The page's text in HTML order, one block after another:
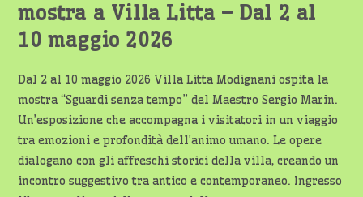
mostra a Villa Litta – Dal 2 al
10 maggio 2026
Dal 2 al 10 maggio 2026 Villa Litta Modignani ospita la
mostra “Sguardi senza tempo” del Maestro Sergio Marin.
Un’esposizione che accompagna i visitatori in un viaggio
tra emozioni e profondità dell’animo umano. Le opere
dialogano con gli affreschi storici della villa, creando un
incontro suggestivo tra antico e contemporaneo. Ingresso